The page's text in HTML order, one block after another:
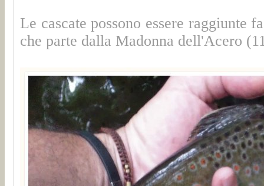
Le cascate possono essere raggiunte
che parte dalla Madonna dell'Acero